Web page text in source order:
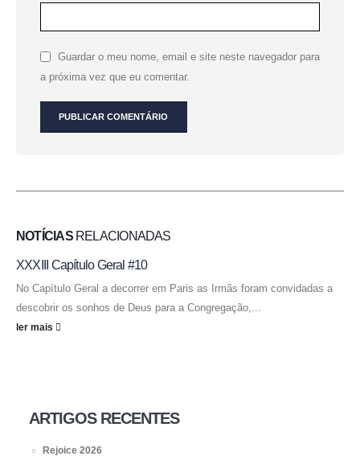
Guardar o meu nome, email e site neste navegador para
a próxima vez que eu comentar.
NOTÍCIASRELACIONADAS
XXXIII Capítulo Geral #10
No Capítulo Geral a decorrer em Paris as Irmãs foram convidadas a
descobrir os sonhos de Deus para a Congregação,...
ler mais
ARTIGOS RECENTES
Rejoice 2026